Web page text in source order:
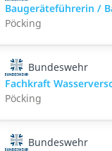
Baugeräteführerin /
Pöcking
Bundeswehr
Fachkraft
Pöcking
Bundeswehr